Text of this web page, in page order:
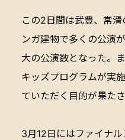
この2日間は武豊、常
ンガ建物で多くの公演
大の公演数となった。
キッズプログラムが実
ていただく目的が果た
3月12日にはファイナ